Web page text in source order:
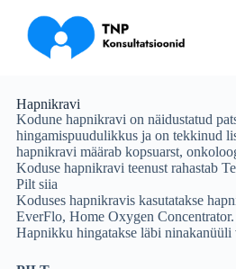
o
c
o
n
t
e
n
t
Hapnikravi
Kodune hapnikravi on näidustatud
hingamispuudulikkus ja on tekkinud
hapnikravi määrab kopsuarst,
Koduse hapnikravi teenust rahastab
Pilt siia
Koduses hapnikravis kasutatakse
EverFlo, Home Oxygen Concentrator.
Hapnikku hingatakse läbi ninakanüüli